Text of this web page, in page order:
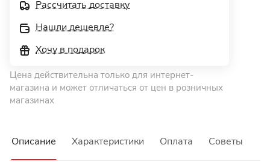
Рассчитать доставку
Нашли дешевле?
Хочу в подарок
Цена действительна только для интернет-
магазина и может отличаться от цен в розничных
магазинах
Описание Характеристики Оплата Советы